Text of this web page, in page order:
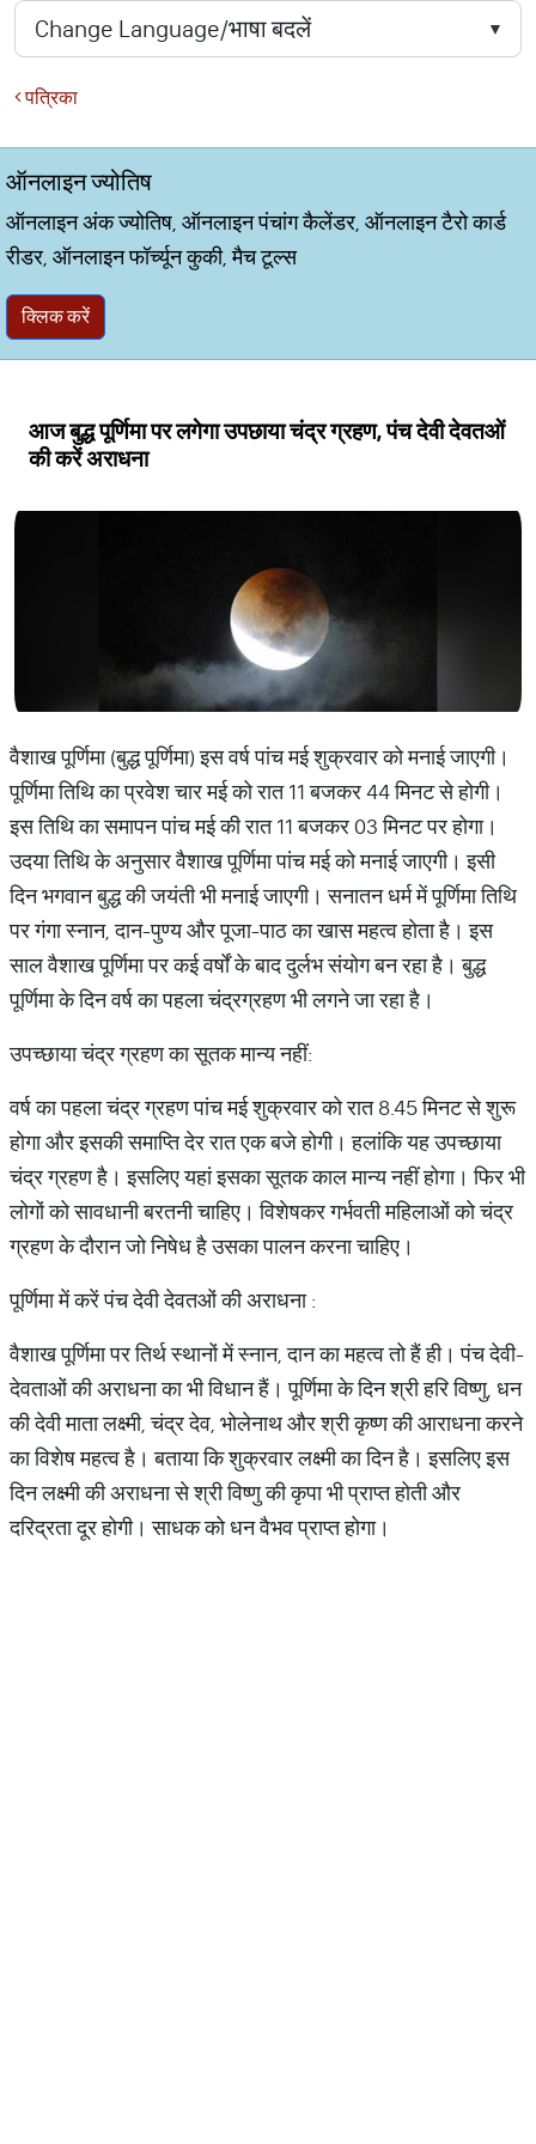
पत्रिका
ऑनलाइन ज्योतिष
ऑनलाइन अंक ज्योतिष, ऑनलाइन पंचांग कैलेंडर, ऑनलाइन टैरो कार्ड
रीडर, ऑनलाइन फॉर्च्यून कुकी, मैच टूल्स
क्लिक करें
आज बुद्ध पूर्णिमा पर लगेगा उपछाया चंद्र ग्रहण, पंच देवी देवतओं
की करें अराधना
वैशाख पूर्णिमा (बुद्ध पूर्णिमा) इस वर्ष पांच मई शुक्रवार को मनाई जाएगी।
पूर्णिमा तिथि का प्रवेश चार मई को रात 11 बजकर 44 मिनट से होगी।
इस तिथि का समापन पांच मई की रात 11 बजकर 03 मिनट पर होगा।
उदया तिथि के अनुसार वैशाख पूर्णिमा पांच मई को मनाई जाएगी। इसी
दिन भगवान बुद्ध की जयंती भी मनाई जाएगी। सनातन धर्म में पूर्णिमा तिथि
पर गंगा स्नान, दान-पुण्य और पूजा-पाठ का खास महत्व होता है। इस
साल वैशाख पूर्णिमा पर कई वर्षों के बाद दुर्लभ संयोग बन रहा है। बुद्ध
पूर्णिमा के दिन वर्ष का पहला चंद्रग्रहण भी लगने जा रहा है।
उपच्छाया चंद्र ग्रहण का सूतक मान्य नहीं:
वर्ष का पहला चंद्र ग्रहण पांच मई शुक्रवार को रात 8.45 मिनट से शुरू
होगा और इसकी समाप्ति देर रात एक बजे होगी। हलांकि यह उपच्छाया
चंद्र ग्रहण है। इसलिए यहां इसका सूतक काल मान्य नहीं होगा। फिर भी
लोगों को सावधानी बरतनी चाहिए। विशेषकर गर्भवती महिलाओं को चंद्र
ग्रहण के दौरान जो निषेध है उसका पालन करना चाहिए।
पूर्णिमा में करें पंच देवी देवतओं की अराधना :
वैशाख पूर्णिमा पर तिर्थ स्थानों में स्नान, दान का महत्व तो हैं ही। पंच देवी-
देवताओं की अराधना का भी विधान हैं। पूर्णिमा के दिन श्री हरि विष्णु, धन
की देवी माता लक्ष्मी, चंद्र देव, भोलेनाथ और श्री कृष्ण की आराधना करने
का विशेष महत्व है। बताया कि शुक्रवार लक्ष्मी का दिन है। इसलिए इस
दिन लक्ष्मी की अराधना से श्री विष्णु की कृपा भी प्राप्त होती और
दरिद्रता दूर होगी। साधक को धन वैभव प्राप्त होगा।